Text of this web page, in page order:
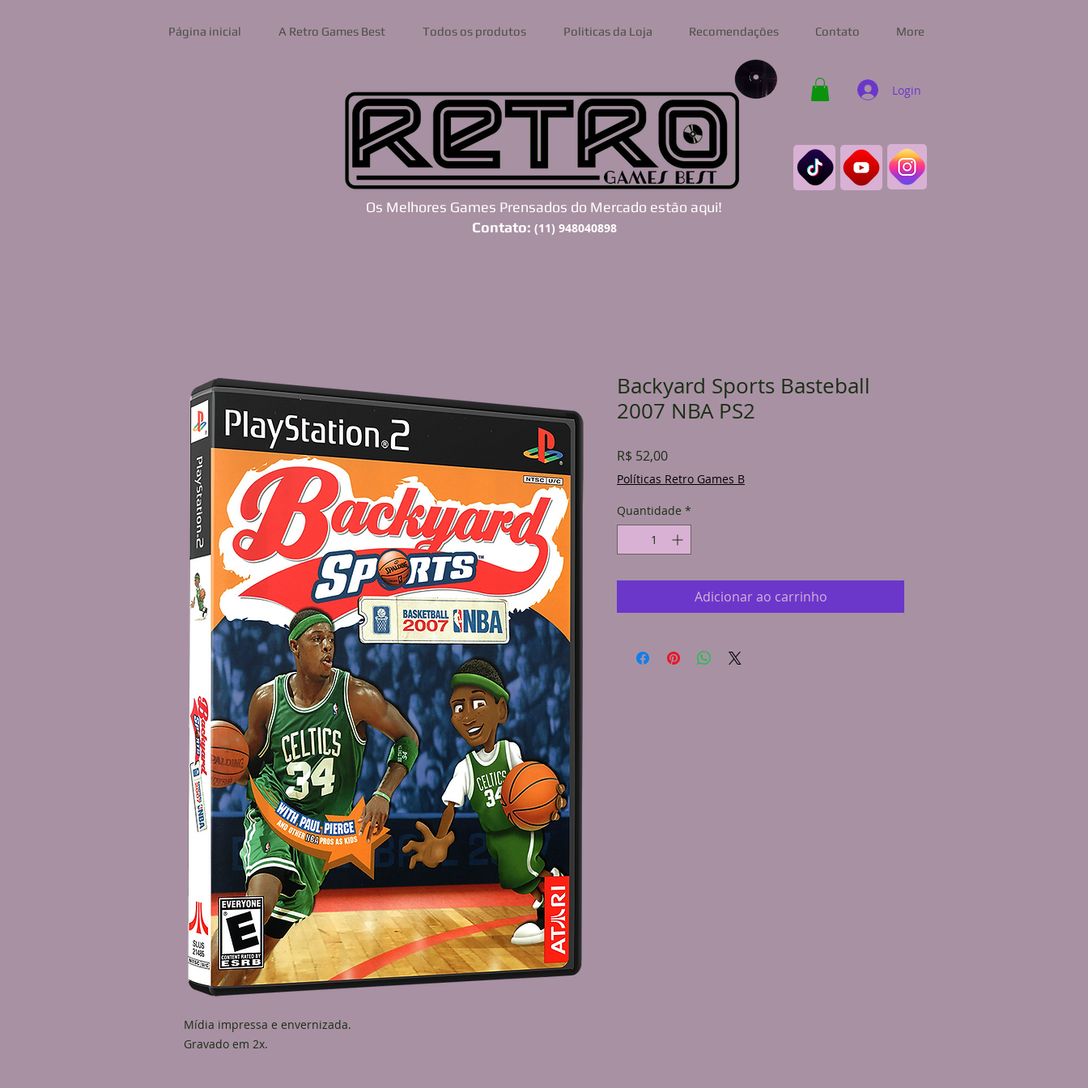
Página inicial A Retro Games Best Todos os produtos Politicas da Loja Recomendações Contato More
Login
Os Melhores Games Prensados do Mercado estão aqui!
Contato: (11) 948040898
Mídia impressa e envernizada.
Gravado em 2x.
Backyard Sports Basteball
2007 NBA PS2
R$ 52,00Preço
Políticas Retro Games B
Quantidade *
Adicionar ao carrinho